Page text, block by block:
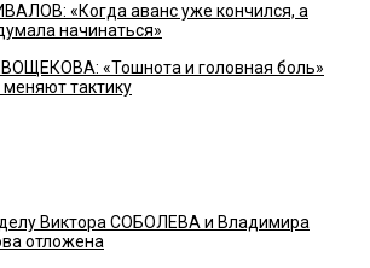
«Когда аванс уже кончился, а
начинаться»
«Тошнота и головная боль»
тактику
Виктора СОБОЛЕВА и Владимира
отложена